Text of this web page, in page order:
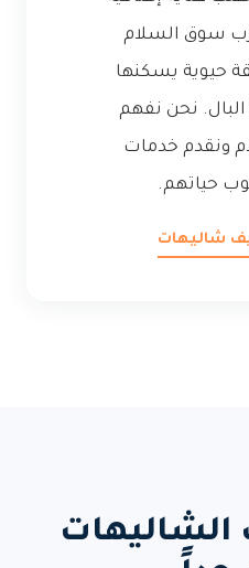
سوق السلام
حيوية يسكنها
نحن نفهم
ونقدم خدمات
حياتهم.
شاليهات
الشاليهات